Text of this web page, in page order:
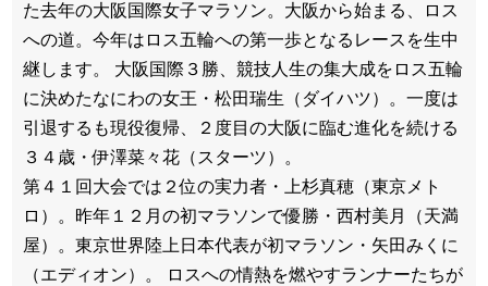
た去年の大阪国際女子マラソン。大阪から始まる、ロス
への道。今年はロス五輪への第一歩となるレースを生中
継します。 大阪国際３勝、競技人生の集大成をロス五輪
に決めたなにわの女王・松田瑞生（ダイハツ）。一度は
引退するも現役復帰、２度目の大阪に臨む進化を続ける
３４歳・伊澤菜々花（スターツ）。
第４１回大会では２位の実力者・上杉真穂（東京メト
ロ）。昨年１２月の初マラソンで優勝・西村美月（天満
屋）。東京世界陸上日本代表が初マラソン・矢田みくに
（エディオン）。 ロスへの情熱を燃やすランナーたちが